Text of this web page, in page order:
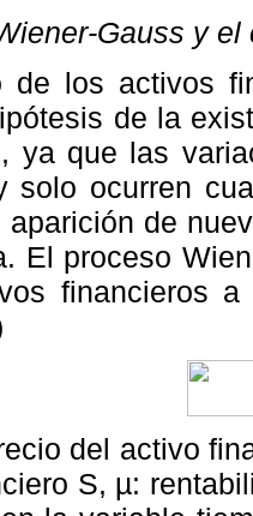
Gauss y
de los activos
de la
ya que las
solo ocurren
aparición de
El proceso
financieros
del activo
S, µ: